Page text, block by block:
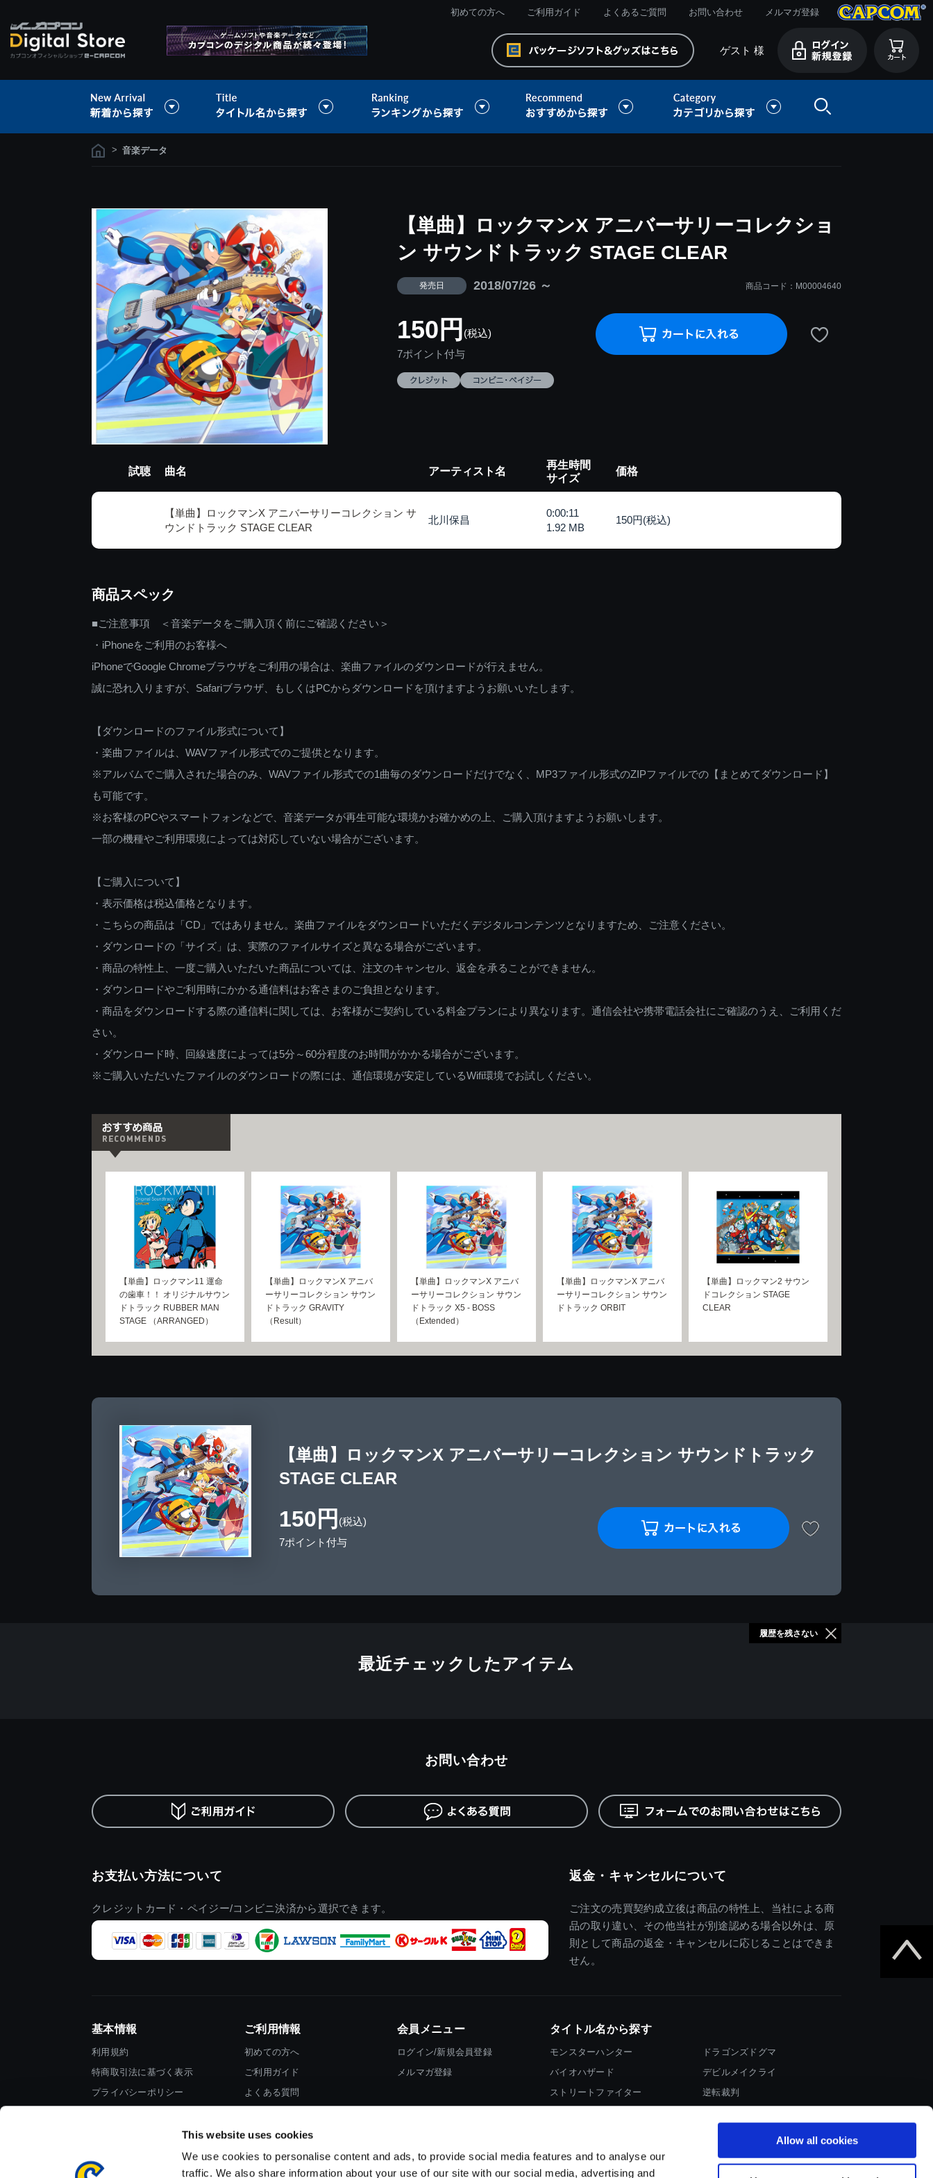
This website uses cookies
We use cookies to personalise content and ads, to provide social media features and to analyse our
traffic. We also share information about your use of our site with our social media, advertising and
Allow all cookies
初めての方へ ご利用ガイド よくあるご質問 お問い合わせ メルマガ登録
ゲスト 様
> 音楽データ
【単曲】ロックマンX アニバーサリーコレクショ
ン サウンドトラック STAGE CLEAR
発売日 2018/07/26 ～ 商品コード：M00004640
150円 (税込)
7ポイント付与
試聴 曲名 アーティスト名
再生時間
サイズ
価格
【単曲】ロックマンX アニバーサリーコレクション サ
ウンドトラック STAGE CLEAR
北川保昌
0:00:11
1.92 MB
150円(税込)
商品スペック
■ご注意事項 ＜音楽データをご購入頂く前にご確認ください＞
・iPhoneをご利用のお客様へ
iPhoneでGoogle Chromeブラウザをご利用の場合は、楽曲ファイルのダウンロードが行えません。
誠に恐れ入りますが、Safariブラウザ、もしくはPCからダウンロードを頂けますようお願いいたします。
【ダウンロードのファイル形式について】
・楽曲ファイルは、WAVファイル形式でのご提供となります。
※アルバムでご購入された場合のみ、WAVファイル形式での1曲毎のダウンロードだけでなく、MP3ファイル形式のZIPファイルでの【まとめてダウンロード】
も可能です。
※お客様のPCやスマートフォンなどで、音楽データが再生可能な環境かお確かめの上、ご購入頂けますようお願いします。
一部の機種やご利用環境によっては対応していない場合がございます。
【ご購入について】
・表示価格は税込価格となります。
・こちらの商品は「CD」ではありません。楽曲ファイルをダウンロードいただくデジタルコンテンツとなりますため、ご注意ください。
・ダウンロードの「サイズ」は、実際のファイルサイズと異なる場合がございます。
・商品の特性上、一度ご購入いただいた商品については、注文のキャンセル、返金を承ることができません。
・ダウンロードやご利用時にかかる通信料はお客さまのご負担となります。
・商品をダウンロードする際の通信料に関しては、お客様がご契約している料金プランにより異なります。通信会社や携帯電話会社にご確認のうえ、ご利用くだ
さい。
・ダウンロード時、回線速度によっては5分～60分程度のお時間がかかる場合がございます。
※ご購入いただいたファイルのダウンロードの際には、通信環境が安定しているWifi環境でお試しください。
【単曲】ロックマン11 運命
の歯車！！ オリジナルサウン
ドトラック RUBBER MAN
STAGE （ARRANGED）
【単曲】ロックマンX アニバ
ーサリーコレクション サウン
ドトラック GRAVITY
（Result）
【単曲】ロックマンX アニバ
ーサリーコレクション サウン
ドトラック X5 - BOSS
（Extended）
【単曲】ロックマンX アニバ
ーサリーコレクション サウン
ドトラック ORBIT
【単曲】ロックマン2 サウン
ドコレクション STAGE
CLEAR
【単曲】ロックマンX アニバーサリーコレクション サウンドトラック
STAGE CLEAR
150円 (税込)
7ポイント付与
最近チェックしたアイテム
履歴を残さない
お支払い方法について
クレジットカード・ペイジー/コンビニ決済から選択できます。
返金・キャンセルについて
ご注文の売買契約成立後は商品の特性上、当社による商
品の取り違い、その他当社が別途認める場合以外は、原
則として商品の返金・キャンセルに応じることはできま
せん。
お問い合わせ
基本情報
利用規約
特商取引法に基づく表示
プライバシーポリシー
ご利用情報
初めての方へ
ご利用ガイド
よくある質問
会員メニュー
ログイン/新規会員登録
メルマガ登録
タイトル名から探す
モンスターハンター
バイオハザード
ストリートファイター
ドラゴンズドグマ
デビルメイクライ
逆転裁判